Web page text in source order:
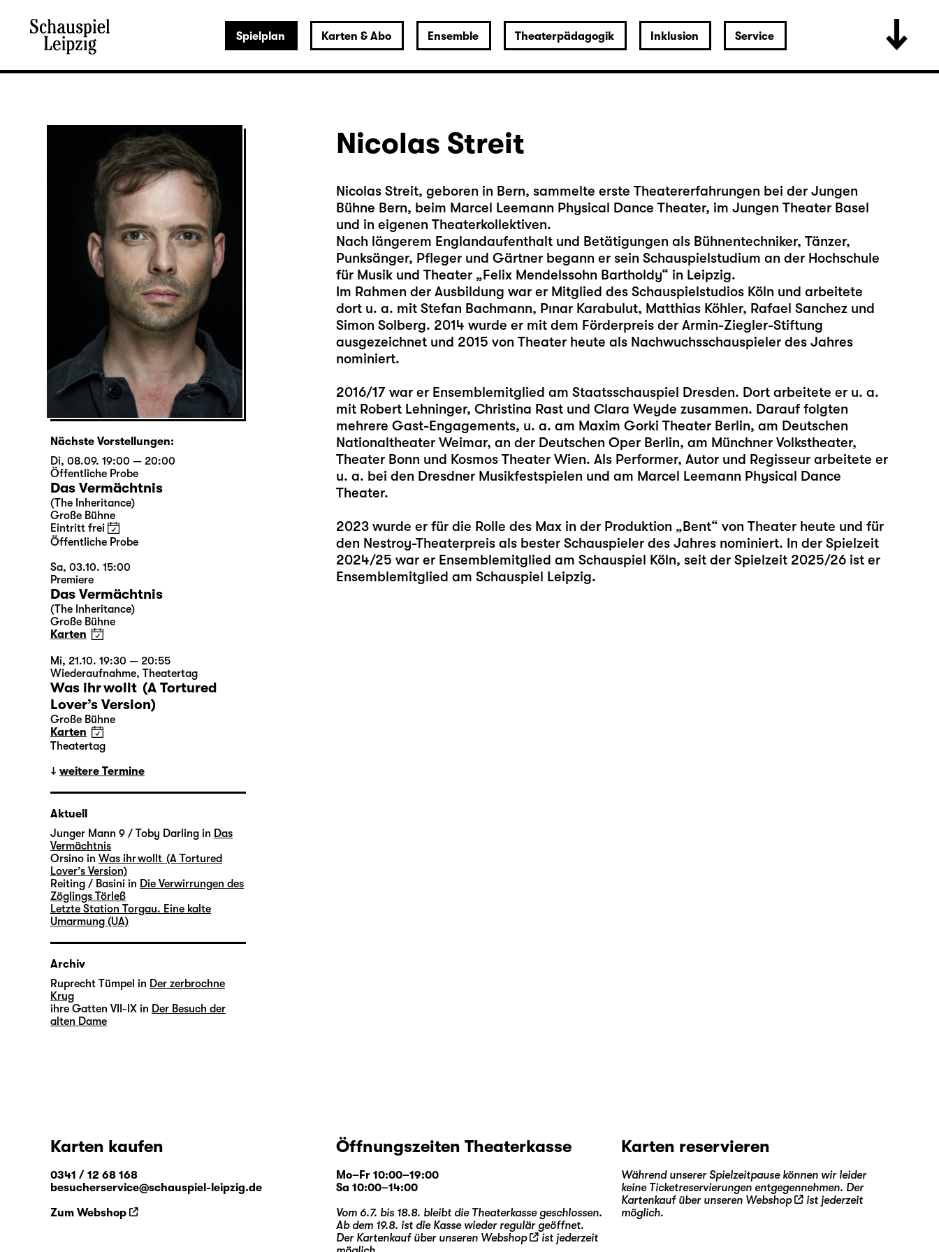
Spielplan Karten & Abo Ensemble Theaterpädagogik Inklusion Service
Nicolas Streit
Nicolas Streit, geboren in Bern, sammelte erste Theatererfahrungen bei der Jungen
Bühne Bern, beim Marcel Leemann Physical Dance Theater, im Jungen Theater Basel
und in eigenen Theaterkollektiven.
Nach längerem Englandaufenthalt und Betätigungen als Bühnentechniker, Tänzer,
Punksänger, Pfleger und Gärtner begann er sein Schauspielstudium an der Hochschule
für Musik und Theater „Felix Mendelssohn Bartholdy“ in Leipzig.
Im Rahmen der Ausbildung war er Mitglied des Schauspielstudios Köln und arbeitete
dort u. a. mit Stefan Bachmann, Pınar Karabulut, Matthias Köhler, Rafael Sanchez und
Simon Solberg. 2014 wurde er mit dem Förderpreis der Armin-Ziegler-Stiftung
ausgezeichnet und 2015 von Theater heute als Nachwuchsschauspieler des Jahres
nominiert.
2016/17 war er Ensemblemitglied am Staatsschauspiel Dresden. Dort arbeitete er u. a.
mit Robert Lehninger, Christina Rast und Clara Weyde zusammen. Darauf folgten
mehrere Gast-Engagements, u. a. am Maxim Gorki Theater Berlin, am Deutschen
Nationaltheater Weimar, an der Deutschen Oper Berlin, am Münchner Volkstheater,
Theater Bonn und Kosmos Theater Wien. Als Performer, Autor und Regisseur arbeitete er
u. a. bei den Dresdner Musikfestspielen und am Marcel Leemann Physical Dance
Theater.
2023 wurde er für die Rolle des Max in der Produktion „Bent“ von Theater heute und für
den Nestroy-Theaterpreis als bester Schauspieler des Jahres nominiert. In der Spielzeit
2024/25 war er Ensemblemitglied am Schauspiel Köln, seit der Spielzeit 2025/26 ist er
Ensemblemitglied am Schauspiel Leipzig.
Nächste Vorstellungen:
Di, 08.09. 19:00 — 20:00
Öffentliche Probe
Das Vermächtnis
(The Inheritance)
Große Bühne
Eintritt frei
Öffentliche Probe
Sa, 03.10. 15:00
Premiere
Das Vermächtnis
(The Inheritance)
Große Bühne
Karten
Mi, 21.10. 19:30 — 20:55
Wiederaufnahme, Theatertag
Was ihr wollt (A Tortured
Lover’s Version)
Große Bühne
Karten
Theatertag
weitere Termine
Aktuell
Junger Mann 9 / Toby Darling in Das
Vermächtnis
Orsino in Was ihr wollt (A Tortured
Lover’s Version)
Reiting / Basini in Die Verwirrungen des
Zöglings Törleß
Letzte Station Torgau. Eine kalte
Umarmung (UA)
Archiv
Ruprecht Tümpel in Der zerbrochne
Krug
ihre Gatten VII-IX in Der Besuch der
alten Dame
Karten kaufen
0341 / 12 68 168
besucherservice@schauspiel-leipzig.de
Zum Webshop
Öffnungszeiten Theaterkasse
Mo–Fr 10:00–19:00
Sa 10:00–14:00
Vom 6.7. bis 18.8. bleibt die Theaterkasse geschlossen.
Ab dem 19.8. ist die Kasse wieder regulär geöffnet.
Der Kartenkauf über unseren Webshop
ist jederzeit
Karten reservieren
Während unserer Spielzeitpause können wir leider
keine Ticketreservierungen entgegennehmen. Der
Kartenkauf über unseren Webshop
ist jederzeit
möglich.